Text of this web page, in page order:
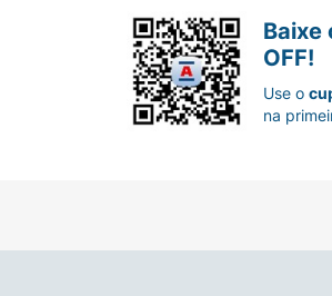
as toalhas úmidas por mais tempo.
o risco de alergias.
Baixe
OFF!
Use o
na